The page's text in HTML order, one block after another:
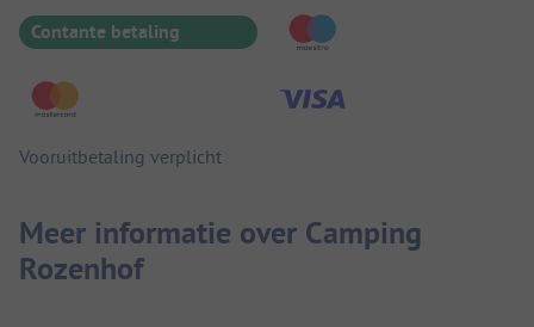
Contante betaling
Vooruitbetaling verplicht
Meer informatie over Camping
Rozenhof